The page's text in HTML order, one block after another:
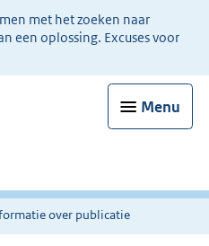
met het zoeken naar
een oplossing. Excuses voor
Menu
over publicatie